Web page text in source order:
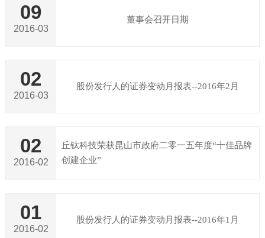
09
2016-03
董事会召开日期
02
2016-03
股份发行人的证券变动月报表--2016年2月
02
2016-02
丘钛科技荣获昆山市政府二零一五年度“十佳品牌
创建企业”
01
2016-02
股份发行人的证券变动月报表--2016年1月